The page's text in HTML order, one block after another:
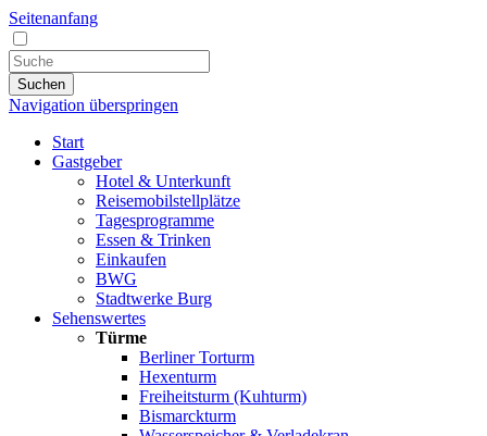
Seitenanfang
Suchen
Navigation überspringen
Start
Gastgeber
Hotel & Unterkunft
Reisemobilstellplätze
Tagesprogramme
Essen & Trinken
Einkaufen
BWG
Stadtwerke Burg
Sehenswertes
Türme
Berliner Torturm
Hexenturm
Freiheitsturm (Kuhturm)
Bismarckturm